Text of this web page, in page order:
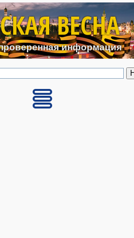
Перейти к основному
ВЕСНА
информация